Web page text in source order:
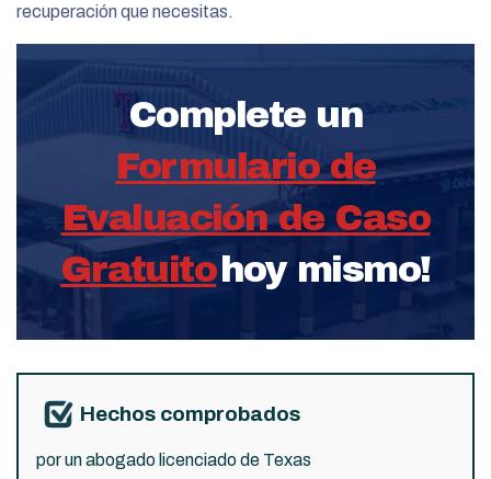
recuperación que necesitas.
Complete un
Formulario de
Evaluación de Caso
Gratuitohoy mismo!
Hechos comprobados
por un abogado licenciado de Texas